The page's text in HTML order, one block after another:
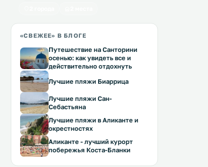
«СВЕЖЕЕ» В БЛОГЕ
Путешествие на Санторини
осенью: как увидеть все и
действительно отдохнуть
Лучшие пляжи Биаррица
Лучшие пляжи Сан-
Себастьяна
Лучшие пляжи в Аликанте и
окрестностях
Аликанте - лучший курорт
побережья Коста-Бланки